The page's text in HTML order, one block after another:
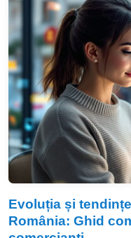
Evoluția și
România: Ghid